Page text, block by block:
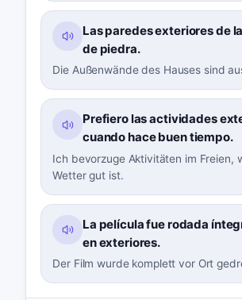
Las paredes exteriores de
de piedra.
Die Außenwände des Hauses sind
Prefiero las actividades
cuando hace buen tiempo.
Ich bevorzuge Aktivitäten im Freien,
Wetter gut ist.
La película fue rodada
en exteriores.
Der Film wurde komplett vor Ort